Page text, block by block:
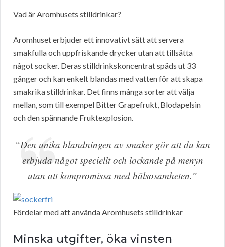
Vad är Aromhusets stilldrinkar?
Aromhuset erbjuder ett innovativt sätt att servera
smakfulla och uppfriskande drycker utan att tillsätta
något socker. Deras stilldrinkskoncentrat späds ut 33
gånger och kan enkelt blandas med vatten för att skapa
smakrika stilldrinkar. Det finns många sorter att välja
mellan, som till exempel Bitter Grapefrukt, Blodapelsin
och den spännande Fruktexplosion.
“Den unika blandningen av smaker gör att du kan
erbjuda något speciellt och lockande på menyn
utan att kompromissa med hälsosamheten.”
Fördelar med att använda Aromhusets stilldrinkar
Minska utgifter, öka vinsten